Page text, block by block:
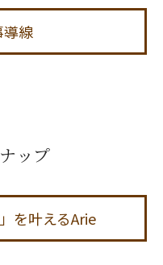
導線
ップ
を叶えるArie